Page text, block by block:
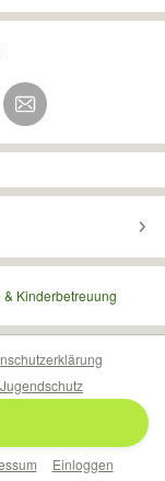
& Kinderbetreuung
Einloggen